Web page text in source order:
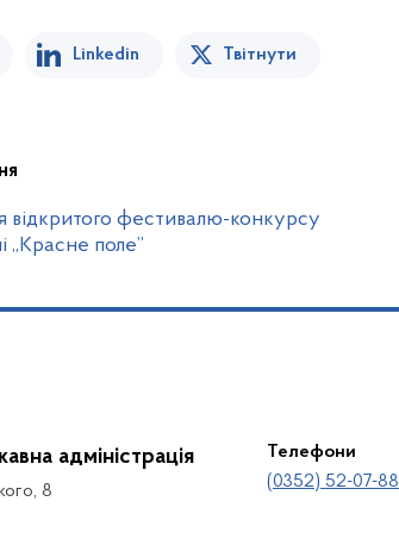
Linkedin Твітнути
відкритого фестивалю-конкурсу
„Красне поле”
адміністрація
8
Телефони
(0352) 52-07-88